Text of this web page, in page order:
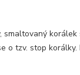
smaltovaný
o tzv. stop korálky.